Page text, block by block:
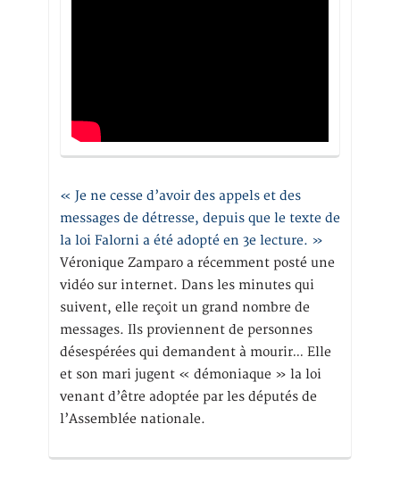
« Je ne cesse d’avoir des appels et des
messages de détresse, depuis que le texte de
la loi Falorni a été adopté en 3e lecture. »
Véronique Zamparo a récemment posté une
vidéo sur internet. Dans les minutes qui
suivent, elle reçoit un grand nombre de
messages. Ils proviennent de personnes
désespérées qui demandent à mourir… Elle
et son mari jugent « démoniaque » la loi
venant d’être adoptée par les députés de
l’Assemblée nationale.